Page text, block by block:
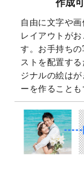
2025/6/30
2025/6/27
2025/6/24
2025/6/9
2025/4/3
作成
自由に文字や画
レイアウトがお
す。お手持ちの
ストを配置する
ジナルの絵はが
ーを作ることも